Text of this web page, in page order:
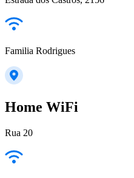
Familia Rodrigues
Home WiFi
Rua 20